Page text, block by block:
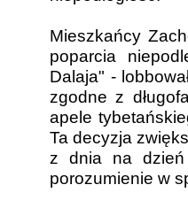
Mieszkańcy
poparcia
Dalaja" -
zgodne z
apele
Ta decyzja
z dnia na dzień
porozumienie w